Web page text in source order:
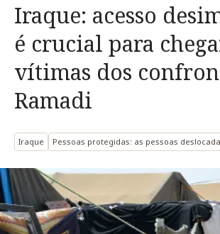
Iraque: acesso
é crucial para
vítimas dos
Ramadi
Iraque Pessoas protegidas: as pessoas